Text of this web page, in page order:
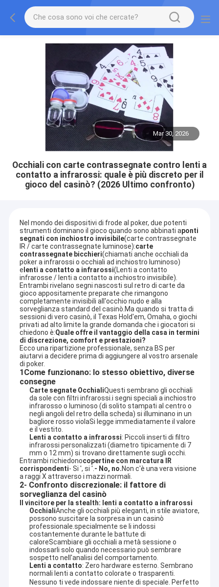
Mar 30, 2026
Occhiali con carte contrassegnate contro lenti a
contatto a infrarossi: quale è più discreto per il
gioco del casinò? (2026 Ultimo confronto)
Nel mondo dei dispositivi di frode al poker, due potenti
strumenti dominano il gioco quando sono abbinati aponti
segnati con inchiostro invisibile(carte contrassegnate
IR / carte contrassegnate luminose):carte
contrassegnate bicchieri(chiamati anche occhiali da
poker a infrarossi o occhiali ad inchiostro luminoso)
e lenti a contatto a infrarossi(Lenti a contatto
infrarosse / lenti a contatto a inchiostro invisibile).
Entrambi rivelano segni nascosti sul retro di carte da
gioco appositamente preparate che rimangono
completamente invisibili all'occhio nudo e alla
sorveglianza standard del casinò.Ma quando si tratta di
sessioni di vero casinò, il Texas Hold'em, Omaha, o giochi
privati ad alto limite la grande domanda che i giocatori si
chiedono è:Quale offre il vantaggio della casa in termini
di discrezione, comfort e prestazioni?
Ecco una ripartizione professionale, senza BS per
aiutarvi a decidere prima di aggiungere al vostro arsenale
di poker.
1Come funzionano: lo stesso obiettivo, diverse
consegne
Carte segnate OcchialiQuesti sembrano gli occhiali
da sole con filtri infrarossi.i segni speciali a inchiostro
infrarosso o luminoso (di solito stampati al centro o
negli angoli del retro della scheda) si illuminano in un
bagliore rosso violaSi legge immediatamente il valore
e il vestito.
Lenti a contatto a infrarossi: Piccoli inserti di filtro
infrarossi personalizzati (diametro tipicamente di 7
mm o 12 mm) si trovano direttamente sugli occhi.
Entrambi richiedonocopertine con marcatura IR
corrispondenti- Si ', si '.- No, no.Non c'è una vera visione
a raggi X attraverso i mazzi normali.
2- Confronto discrezionale: il fattore di
sorveglianza del casinò
Il vincitore per la stealth: lenti a contatto a infrarossi
OcchialiAnche gli occhiali più eleganti, in stile aviatore,
possono suscitare la sorpresa in un casinò
professionale.specialmente se li indossi
costantemente durante le battute di
caloreScambiare gli occhiali a metà sessione o
indossarli solo quando necessario può sembrare
sospetto nell'analisi del comportamento.
Lenti a contatto: Zero hardware esterno. Sembrano
normali lenti a contatto colorate o trasparenti.
Nessuno ti vede indossare niente di speciale. Perfetto